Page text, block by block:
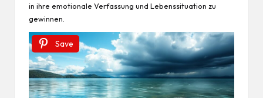
in ihre emotionale Verfassung und Lebenssituation zu
gewinnen.
Save